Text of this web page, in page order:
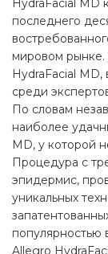
HydraFacial MD
последнего
мировом рынке.
HydraFacial
среди
По словам
наиболее
MD, у которой
Процедура с
эпидермис,
уникальных
Allegro